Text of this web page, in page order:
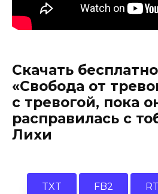
Скачать
«Свобода от
с тревогой, пока
расправилась с
Лихи
TXT FB2